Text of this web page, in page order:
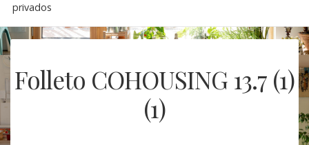
privados
Folleto COHOUSING 13.7 (1)
(1)